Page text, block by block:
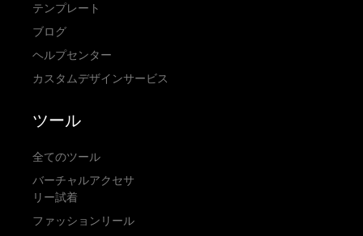
テンプレート
ブログ
ヘルプセンター
カスタムデザインサービス
ツール
全てのツール
バーチャルアクセサ
リー試着
ファッションリール